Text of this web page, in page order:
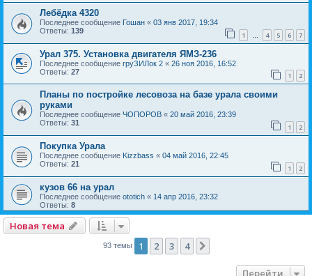
Лебёдка 4320
Последнее сообщение Гошан « 03 янв 2017, 19:34
Ответы: 139 1 … 4 5 6 7
Урал 375. Установка двигателя ЯМЗ-236
Последнее сообщение груЗИЛок 2 « 26 ноя 2016, 16:52
Ответы: 27 1 2
Планы по постройке лесовоза на базе урала своими
руками
Последнее сообщение ЧОПОРОВ « 20 май 2016, 23:39
Ответы: 31 1 2
Покупка Урала
Последнее сообщение Kizzbass « 04 май 2016, 22:45
Ответы: 21 1 2
кузов 66 на урал
Последнее сообщение ototich « 14 апр 2016, 23:32
Ответы: 8
Новая тема
93 темы 1 2 3 4
Перейти